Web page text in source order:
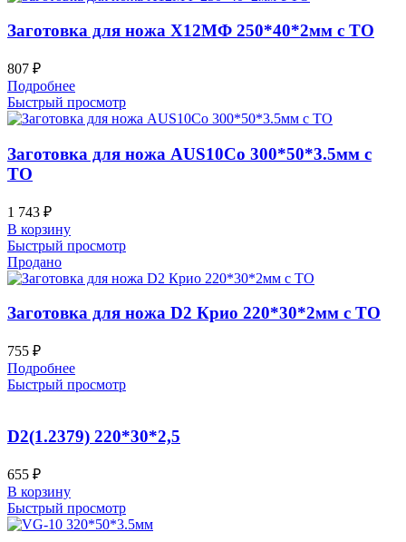
Заготовка для ножа Х12МФ 250*40*2мм с ТО
807 ₽
Подробнее
Быстрый просмотр
Заготовка для ножа AUS10Co 300*50*3.5мм с
ТО
1 743 ₽
В корзину
Быстрый просмотр
Продано
Заготовка для ножа D2 Крио 220*30*2мм с ТО
755 ₽
Подробнее
Быстрый просмотр
D2(1.2379) 220*30*2,5
655 ₽
В корзину
Быстрый просмотр